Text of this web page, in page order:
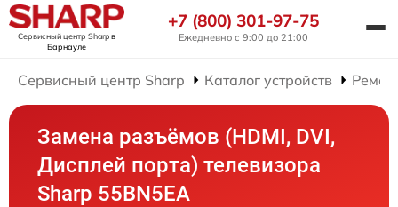
Сервисный центр Sharpв
Барнауле
+7 (800) 301-97-75
Ежедневно с 9:00 до 21:00
Сервисный центр Sharp Каталог устройств
Замена разъёмов (HDMI, DVI,
Дисплей порта) телевизора
Sharp 55BN5EA